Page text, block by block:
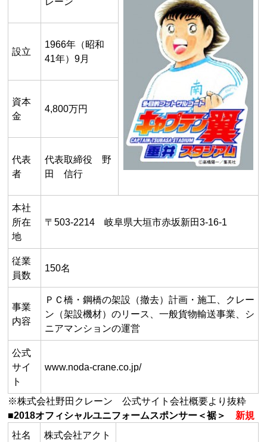
設立
1966年（昭和
41年）9月
資本
金
4,800万円
代表
者
代表取締役 野
田 信行
本社
所在
地
〒503-2214 岐阜県大垣市赤坂新田3-16-1
従業
員数
150名
事業
内容
ＰＣ橋・鋼橋の架設（撤去）計画・施工、クレー
ン（架設機材）のリース、一般貨物輸送事業、シ
ニアマンションの運営
公式
サイ
ト
www.noda-crane.co.jp/
※株式会社野田クレーン 公式サイト会社概要より抜粋
■2018オフィシャルユニフォームスポンサー＜裾＞ 新規
社名
株式会社アクト